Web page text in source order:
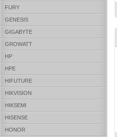
FURY
GENESIS
GIGABYTE
GROWATT
HP
HPE
HIFUTURE
HIKVISION
HIKSEMI
HISENSE
HONOR